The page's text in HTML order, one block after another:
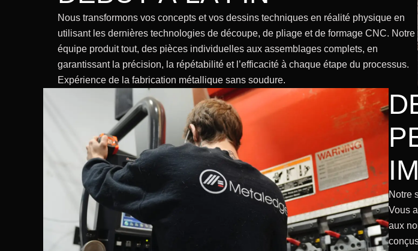
Nous transformons vos concepts et vos dessins techniques en réalité physique en
utilisant les dernières technologies de découpe, de pliage et de formage CNC. Notre
équipe produit tout, des pièces individuelles aux assemblages complets, en
garantissant la précision, la répétabilité et l’efficacité à chaque étape du processus.
Expérience de la fabrication métallique sans soudure.
Notre
Vous
aux